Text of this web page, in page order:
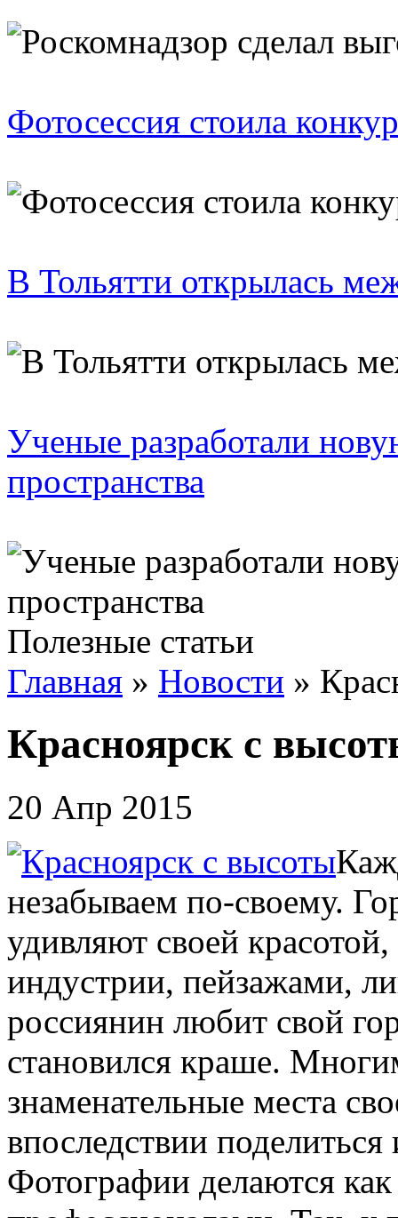
Фотосессия стоила
В Тольятти открылась
Ученые разработали
пространства
Полезные статьи
Главная » Новости »
Красноярск с
20 Апр 2015
незабываем по-своему.
удивляют своей
индустрии, пейзажами,
россиянин любит свой
становился краше.
знаменательные места
впоследствии
Фотографии делаются